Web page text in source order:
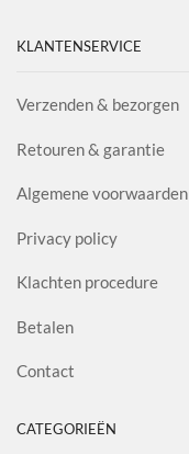
KLANTENSERVICE
Verzenden & bezorgen
Retouren & garantie
Algemene voorwaarden
Privacy policy
Klachten procedure
Betalen
Contact
CATEGORIEËN